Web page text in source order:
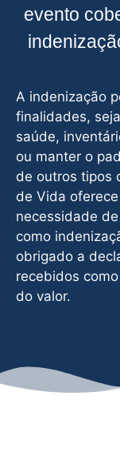
evento
A indenização
finalidades,
saúde,
ou manter o
de outros tipos
de Vida
necessidade
como
obrigado a
recebidos
do valor.